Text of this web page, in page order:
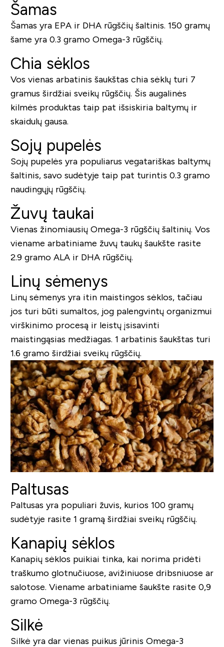
Šamas
Šamas yra EPA ir DHA rūgščių šaltinis. 150 gramų
šame yra 0.3 gramo Omega-3 rūgščių.
Chia sėklos
Vos vienas arbatinis šaukštas chia sėklų turi 7
gramus širdžiai sveikų rūgščių. Šis augalinės
kilmės produktas taip pat išsiskiria baltymų ir
skaidulų gausa.
Sojų pupelės
Sojų pupelės yra populiarus vegatariškas baltymų
šaltinis, savo sudėtyje taip pat turintis 0.3 gramo
naudingųjų rūgščių.
Žuvų taukai
Vienas žinomiausių Omega-3 rūgščių šaltinių. Vos
viename arbatiniame žuvų taukų šaukšte rasite
2.9 gramo ALA ir DHA rūgščių.
Linų sėmenys
Linų sėmenys yra itin maistingos sėklos, tačiau
jos turi būti sumaltos, jog palengvintų organizmui
virškinimo procesą ir leistų įsisavinti
maistingąsias medžiagas. 1 arbatinis šaukštas turi
1.6 gramo širdžiai sveikų rūgščių.
Paltusas
Paltusas yra populiari žuvis, kurios 100 gramų
sudėtyje rasite 1 gramą širdžiai sveikų rūgščių.
Kanapių sėklos
Kanapių sėklos puikiai tinka, kai norima pridėti
traškumo glotnučiuose, avižiniuose dribsniuose ar
salotose. Viename arbatiniame šaukšte rasite 0,9
gramo Omega-3 rūgščių.
Silkė
Silkė yra dar vienas puikus jūrinis Omega-3